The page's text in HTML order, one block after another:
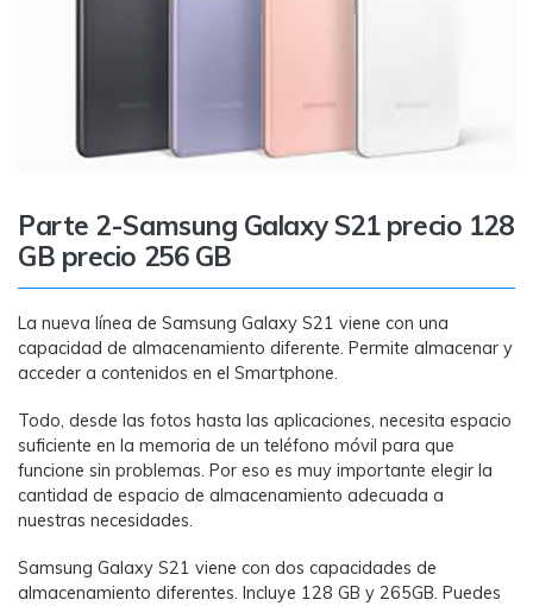
Parte 2-Samsung Galaxy S21 precio 128
GB precio 256 GB
La nueva línea de Samsung Galaxy S21 viene con una
capacidad de almacenamiento diferente. Permite almacenar y
acceder a contenidos en el Smartphone.
Todo, desde las fotos hasta las aplicaciones, necesita espacio
suficiente en la memoria de un teléfono móvil para que
funcione sin problemas. Por eso es muy importante elegir la
cantidad de espacio de almacenamiento adecuada a
nuestras necesidades.
Samsung Galaxy S21 viene con dos capacidades de
almacenamiento diferentes. Incluye 128 GB y 265GB. Puedes